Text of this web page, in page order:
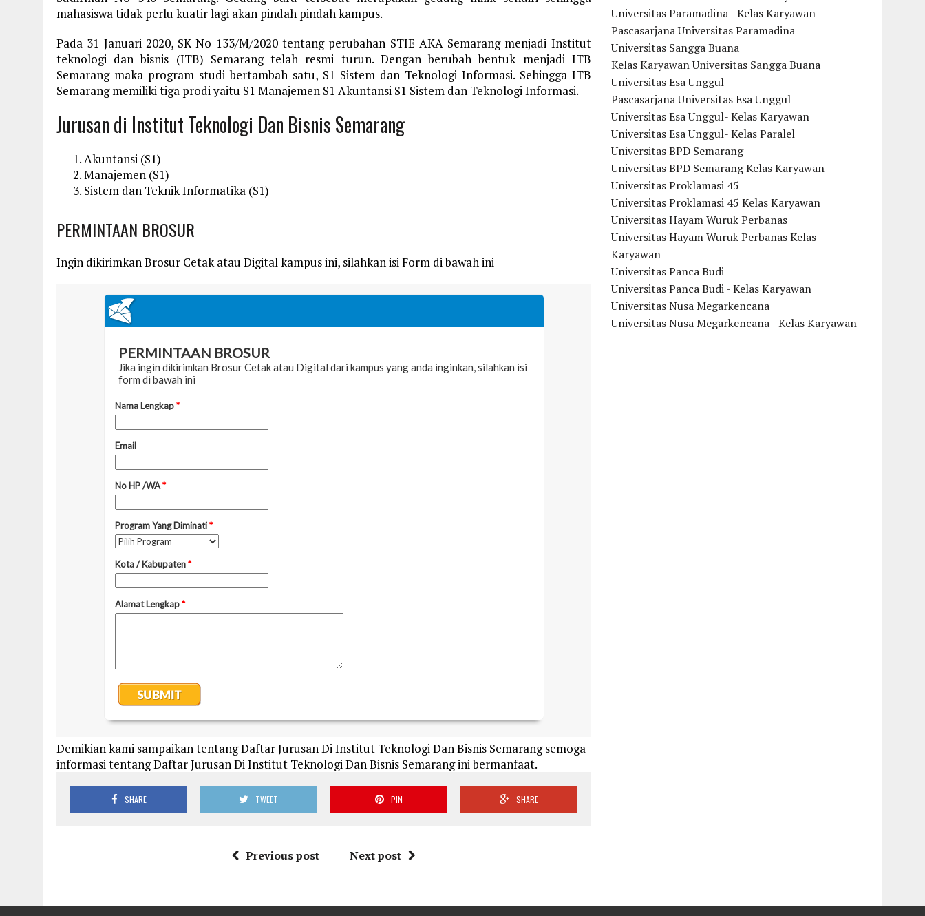
mahasiswa tidak perlu kuatir lagi akan pindah pindah kampus.
Pada 31 Januari 2020, SK No 133/M/2020 tentang perubahan STIE AKA Semarang menjadi Institut
teknologi dan bisnis (ITB) Semarang telah resmi turun. Dengan berubah bentuk menjadi ITB
Semarang maka program studi bertambah satu, S1 Sistem dan Teknologi Informasi. Sehingga ITB
Semarang memiliki tiga prodi yaitu S1 Manajemen S1 Akuntansi S1 Sistem dan Teknologi Informasi.
Jurusan di Institut Teknologi Dan Bisnis Semarang
Akuntansi (S1)
Manajemen (S1)
Sistem dan Teknik Informatika (S1)
PERMINTAAN BROSUR
Ingin dikirimkan Brosur Cetak atau Digital kampus ini, silahkan isi Form di bawah ini
Demikian kami sampaikan tentang Daftar Jurusan Di Institut Teknologi Dan Bisnis Semarang semoga
informasi tentang Daftar Jurusan Di Institut Teknologi Dan Bisnis Semarang ini bermanfaat.
SHARE TWEET PIN SHARE
Previous post Next post
Universitas Paramadina - Kelas Karyawan
Pascasarjana Universitas Paramadina
Universitas Sangga Buana
Kelas Karyawan Universitas Sangga Buana
Universitas Esa Unggul
Pascasarjana Universitas Esa Unggul
Universitas Esa Unggul- Kelas Karyawan
Universitas Esa Unggul- Kelas Paralel
Universitas BPD Semarang
Universitas BPD Semarang Kelas Karyawan
Universitas Proklamasi 45
Universitas Proklamasi 45 Kelas Karyawan
Universitas Hayam Wuruk Perbanas
Universitas Hayam Wuruk Perbanas Kelas
Karyawan
Universitas Panca Budi
Universitas Panca Budi - Kelas Karyawan
Universitas Nusa Megarkencana
Universitas Nusa Megarkencana - Kelas Karyawan